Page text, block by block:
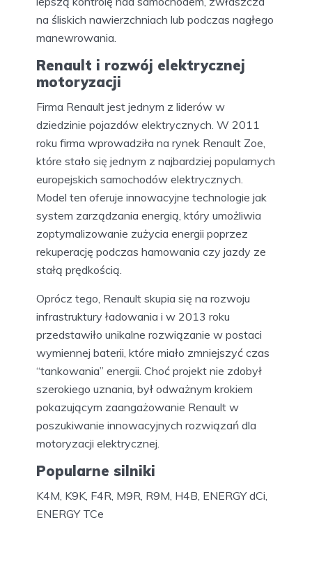
na śliskich nawierzchniach lub podczas nagłego
manewrowania.
Renault i rozwój elektrycznej
motoryzacji
Firma Renault jest jednym z liderów w
dziedzinie pojazdów elektrycznych. W 2011
roku firma wprowadziła na rynek Renault Zoe,
które stało się jednym z najbardziej popularnych
europejskich samochodów elektrycznych.
Model ten oferuje innowacyjne technologie jak
system zarządzania energią, który umożliwia
zoptymalizowanie zużycia energii poprzez
rekuperację podczas hamowania czy jazdy ze
stałą prędkością.
Oprócz tego, Renault skupia się na rozwoju
infrastruktury ładowania i w 2013 roku
przedstawiło unikalne rozwiązanie w postaci
wymiennej baterii, które miało zmniejszyć czas
“tankowania” energii. Choć projekt nie zdobył
szerokiego uznania, był odważnym krokiem
pokazującym zaangażowanie Renault w
poszukiwanie innowacyjnych rozwiązań dla
motoryzacji elektrycznej.
Popularne silniki
K4M, K9K, F4R, M9R, R9M, H4B, ENERGY dCi,
ENERGY TCe